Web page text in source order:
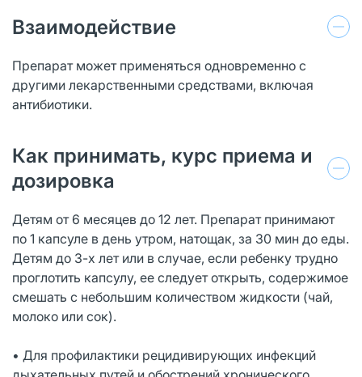
Взаимодействие
Препарат может применяться одновременно с
другими лекарственными средствами, включая
антибиотики.
Как принимать, курс приема и
дозировка
Детям от 6 месяцев до 12 лет. Препарат принимают
по 1 капсуле в день утром, натощак, за 30 мин до еды.
Детям до 3-х лет или в случае, если ребенку трудно
проглотить капсулу, ее следует открыть, содержимое
смешать с небольшим количеством жидкости (чай,
молоко или сок).
• Для профилактики рецидивирующих инфекций